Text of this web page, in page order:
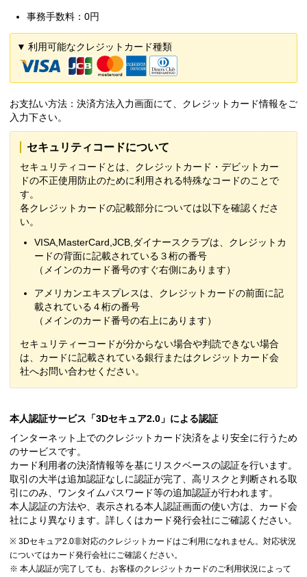
事務手数料：0円
利用可能なクレジットカード種類
お支払い方法：決済方法入力画面にて、クレジットカード情報をご
入力下さい。
セキュリティコードについて
セキュリティコードとは、クレジットカード・デビットカー
ドの不正使用防止のために利用される特殊なコードのことで
す。
各クレジットカードの記載部分については以下を確認くださ
い。
VISA,MasterCard,JCB,ダイナースクラブは、クレジットカ
ードの背面に記載されている３桁の番号
（メインのカード番号のすぐ右側にあります）
アメリカンエキスプレスは、クレジットカードの前面に記
載されている４桁の番号
（メインのカード番号の右上にあります）
セキュリティーコードが分からない場合や判読できない場合
は、カードに記載されている銀行またはクレジットカード会
社へお問い合わせください。
本人認証サービス「3Dセキュア2.0」による認証
インターネット上でのクレジットカード決済をより安全に行うため
のサービスです。
カード利用者の決済情報等を基にリスクベースの認証を行います。
取引の大半は追加認証なしに認証が完了、高リスクと判断される取
引にのみ、ワンタイムパスワード等の追加認証が行われます。
本人認証の方法や、表示される本人認証画面の使い方は、カード会
社により異なります。詳しくはカード発行会社にご確認ください。
※ 3Dセキュア2.0非対応のクレジットカードはご利用になれません。対応状況
についてはカード発行会社にご確認ください。
※ 本人認証が完了しても、お客様のクレジットカードのご利用状況によって